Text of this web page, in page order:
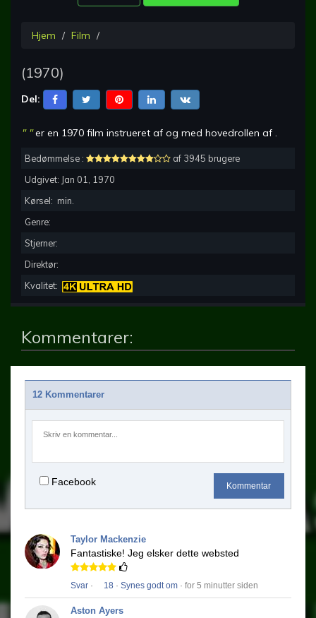
Hjem Film
(1970)
Del:
" "er en 1970 film instrueret af og med hovedrollen af .
Bedømmelse :
af 3945 brugere
Udgivet: Jan 01, 1970
Kørsel: min.
Genre:
Stjerner:
Direktør:
Kvalitet:
Kommentarer:
12 Kommentarer
Facebook Kommentar
Taylor Mackenzie
Fantastiske! Jeg elsker dette websted
Svar · 18 · Synes godt om · for 5 minutter siden
Aston Ayers